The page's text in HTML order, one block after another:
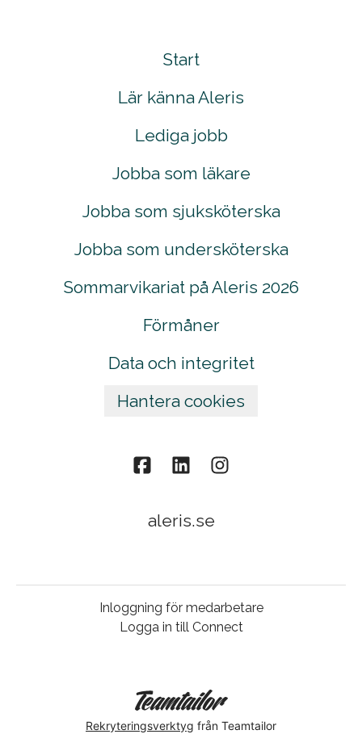
Start
Lär känna Aleris
Lediga jobb
Jobba som läkare
Jobba som sjuksköterska
Jobba som undersköterska
Sommarvikariat på Aleris 2026
Förmåner
Data och integritet
Hantera cookies
aleris.se
Inloggning för medarbetare
Logga in till Connect
Rekryteringsverktyg från Teamtailor